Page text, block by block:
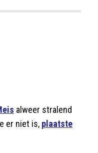
alweer stralend
er niet is, plaatste